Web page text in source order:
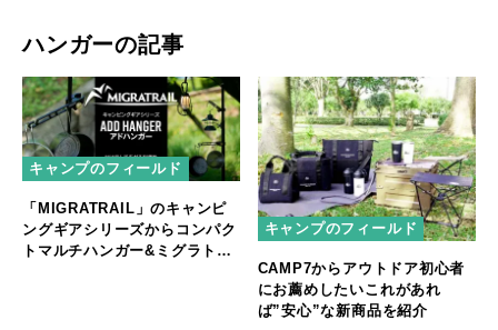
ハンガーの記事
キャンプのフィールド
「MIGRATRAIL」のキャンピ
ングギアシリーズからコンパク
トマルチハンガー&ミグラトレ
キャンプのフィールド
CAMP7からアウトドア初心者
にお薦めしたいこれがあれ
ば”安心”な新商品を紹介